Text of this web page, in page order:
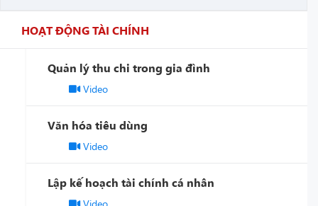
HOẠT ĐỘNG TÀI CHÍNH
Quản lý thu chi trong gia đình
Video
Văn hóa tiêu dùng
Video
Lập kế hoạch tài chính cá nhân
Video